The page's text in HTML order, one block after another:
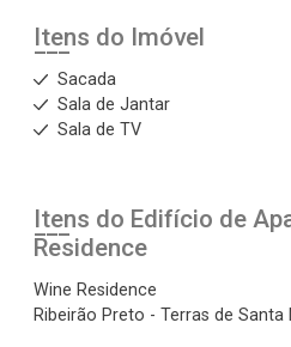
Itens do Imóvel
Sacada
Sala de Jantar
Sala de TV
Itens do Edifício de
Residence
Wine Residence
Ribeirão Preto - Terras de Santa